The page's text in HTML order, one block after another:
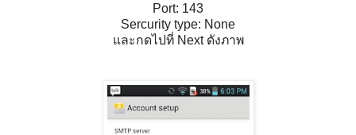
Port: 143
Sercurity type: None
และกดไปที่ Next ดังภาพ